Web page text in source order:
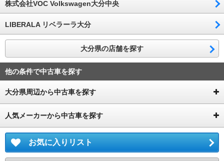
株式会社VOC Volkswagen大分中央
LIBERALA リベラーラ大分
大分県の店舗を探す
他の条件で中古車を探す
大分県周辺から中古車を探す
人気メーカーから中古車を探す
お気に入りリスト